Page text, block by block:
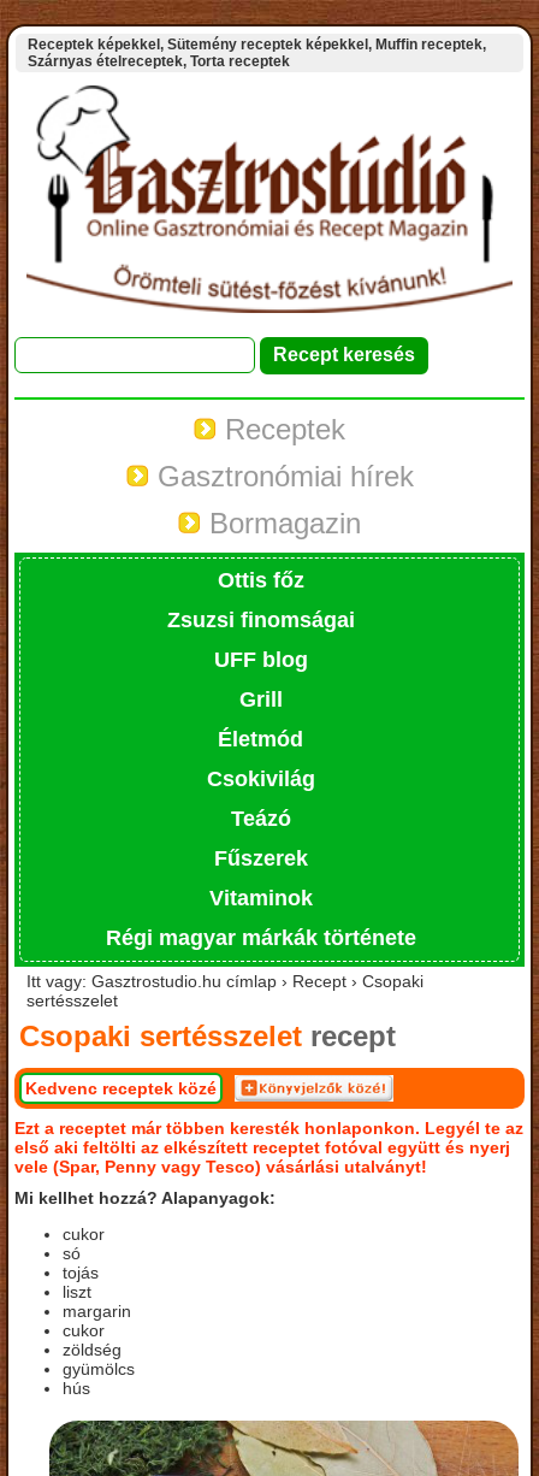
Receptek képekkel, Sütemény receptek képekkel, Muffin receptek,
Szárnyas ételreceptek, Torta receptek
Receptek
Gasztronómiai hírek
Bormagazin
Ottis főz
Zsuzsi finomságai
UFF blog
Grill
Életmód
Csokivilág
Teázó
Fűszerek
Vitaminok
Régi magyar márkák története
Itt vagy: Gasztrostudio.hu címlap › Recept › Csopaki
sertésszelet
Csopaki sertésszelet recept
Kedvenc receptek közé
Ezt a receptet már többen keresték honlaponkon. Legyél te az
első aki feltölti az elkészített receptet fotóval együtt és nyerj
vele (Spar, Penny vagy Tesco) vásárlási utalványt!
Mi kellhet hozzá? Alapanyagok:
cukor
só
tojás
liszt
margarin
cukor
zöldség
gyümölcs
hús